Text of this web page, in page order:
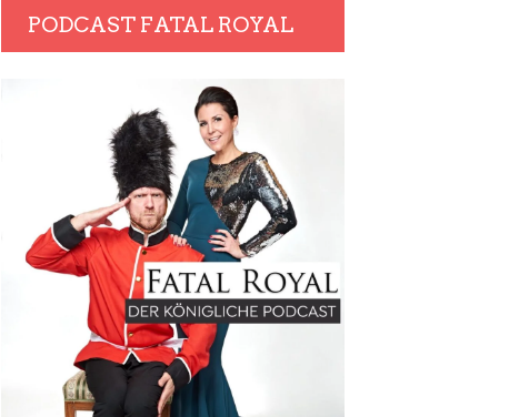
PODCAST FATAL ROYAL